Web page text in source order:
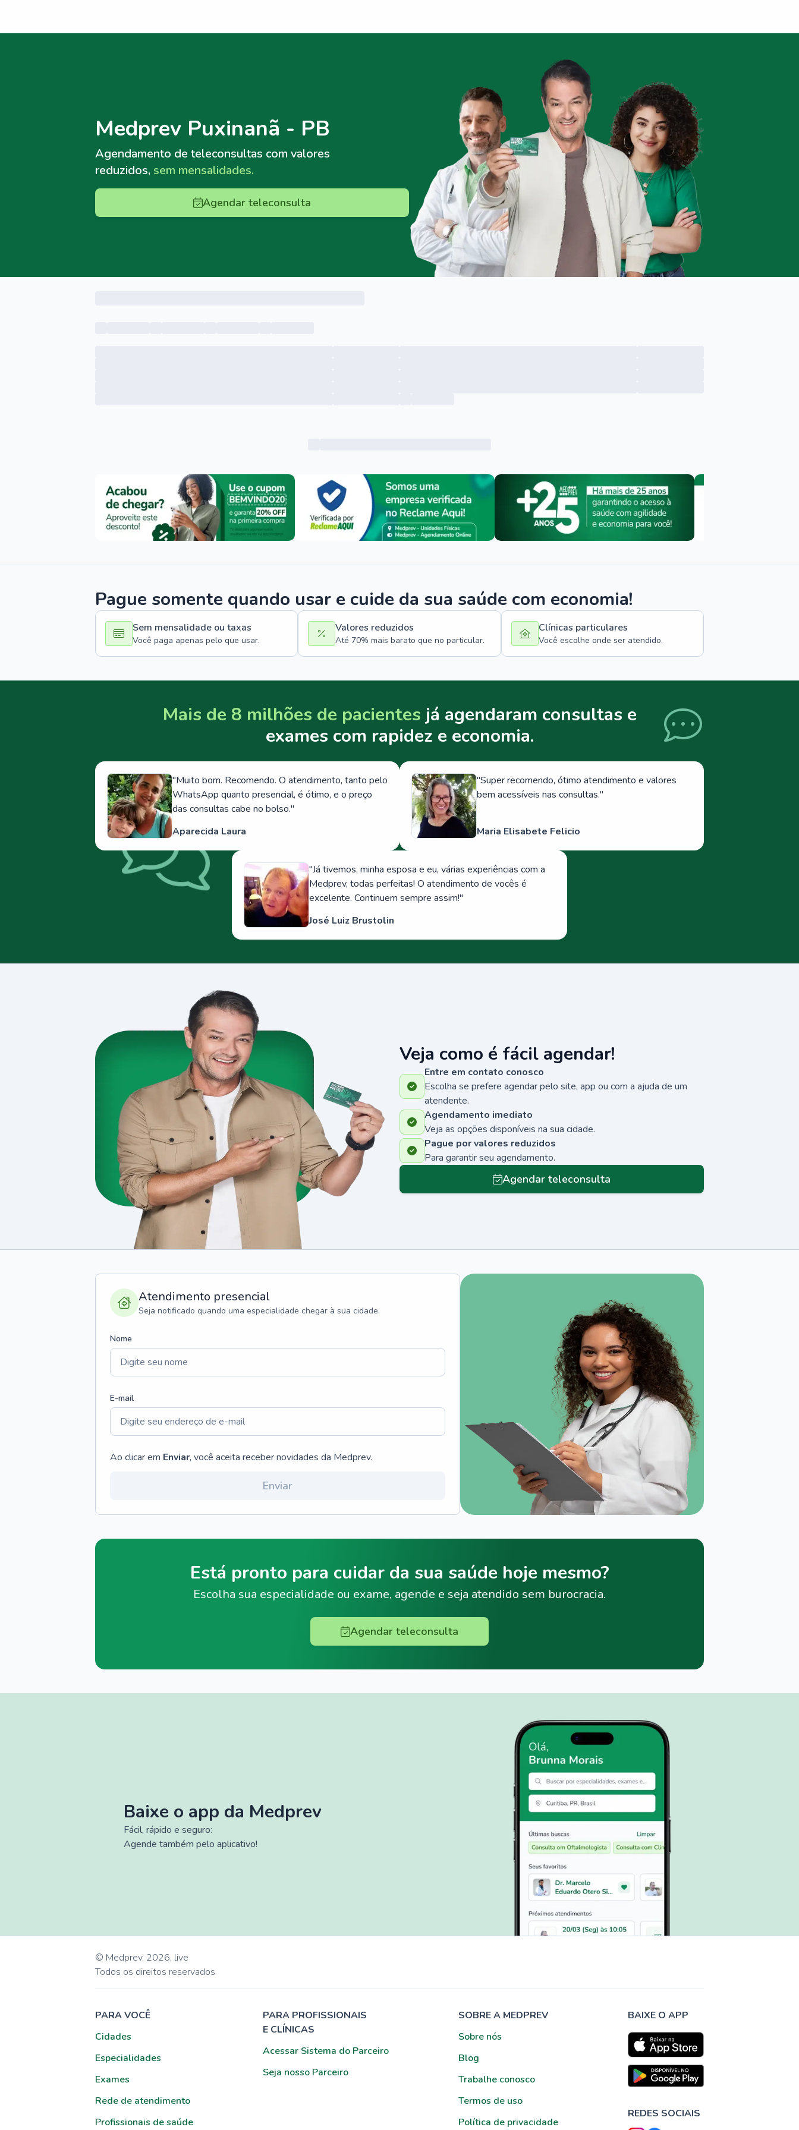
Medprev Puxinanã - PB
Agendamento de teleconsultas com valores
reduzidos, sem mensalidades.
Agendar teleconsulta
Menu lateral
Pague somente quando usar e cuide da sua saúde com economia!
Sem mensalidade ou taxas
Você paga apenas pelo que usar.
Valores reduzidos
Até 70% mais barato que no particular.
Clínicas particulares
Você escolhe onde ser atendido.
Mais de 8 milhões de pacientes já agendaram consultas e
exames com rapidez e economia.
"Muito bom. Recomendo. O atendimento, tanto pelo
WhatsApp quanto presencial, é ótimo, e o preço
das consultas cabe no bolso."
Aparecida Laura
"Super recomendo, ótimo atendimento e valores
bem acessíveis nas consultas."
Maria Elisabete Felicio
"Já tivemos, minha esposa e eu, várias experiências com a
Medprev, todas perfeitas! O atendimento de vocês é
excelente. Continuem sempre assim!"
José Luiz Brustolin
Veja como é fácil agendar!
Entre em contato conosco
Escolha se prefere agendar pelo site, app ou com a ajuda de um
atendente.
Agendamento imediato
Veja as opções disponíveis na sua cidade.
Pague por valores reduzidos
Para garantir seu agendamento.
Agendar teleconsulta
Atendimento presencial
Seja notificado quando uma especialidade chegar à sua cidade.
Nome
E-mail
Ao clicar em Enviar, você aceita receber novidades da Medprev.
Enviar
Está pronto para cuidar da sua saúde hoje mesmo?
Escolha sua especialidade ou exame, agende e seja atendido sem burocracia.
Agendar teleconsulta
Baixe o app da Medprev
Fácil, rápido e seguro:
Agende também pelo aplicativo!
© Medprev, 2026, live
Todos os direitos reservados
PARA VOCÊ
Cidades
Especialidades
Exames
Rede de atendimento
Profissionais de saúde
PARA PROFISSIONAIS
E CLÍNICAS
Acessar Sistema do Parceiro
Seja nosso Parceiro
SOBRE A MEDPREV
Sobre nós
Blog
Trabalhe conosco
Termos de uso
Política de privacidade
BAIXE O APP
REDES SOCIAIS